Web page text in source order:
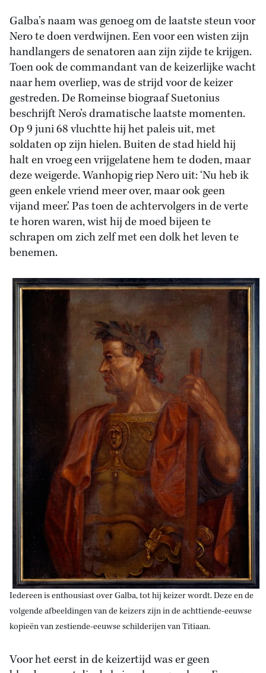
Galba’s naam was genoeg om de laatste steun voor
Nero te doen verdwijnen. Een voor een wisten zijn
handlangers de senatoren aan zijn zijde te krijgen.
Toen ook de commandant van de keizerlijke wacht
naar hem overliep, was de strijd voor de keizer
gestreden. De Romeinse biograaf Suetonius
beschrijft Nero’s dramatische laatste momenten.
Op 9 juni 68 vluchtte hij het paleis uit, met
soldaten op zijn hielen. Buiten de stad hield hij
halt en vroeg een vrijgelatene hem te doden, maar
deze weigerde. Wanhopig riep Nero uit: ‘Nu heb ik
geen enkele vriend meer over, maar ook geen
vijand meer.’ Pas toen de achtervolgers in de verte
te horen waren, wist hij de moed bijeen te
schrapen om zich zelf met een dolk het leven te
benemen.
Iedereen is enthousiast over Galba, tot hij keizer wordt. Deze en de
volgende afbeeldingen van de keizers zijn in de achttiende-eeuwse
kopieën van zestiende-eeuwse schilderijen van Titiaan.
Voor het eerst in de keizertijd was er geen